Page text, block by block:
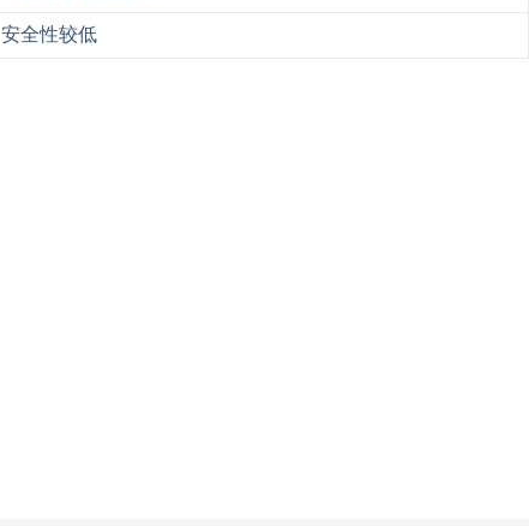
安全性较低